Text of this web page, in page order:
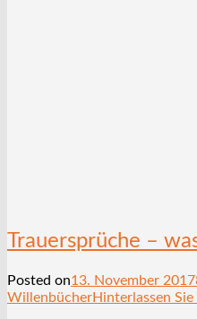
Trauersprüche –
Posted on13. November 2017
WillenbücherHinterlassen